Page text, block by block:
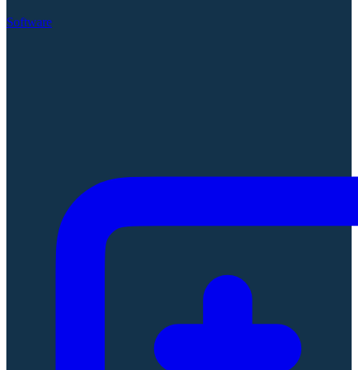
Software